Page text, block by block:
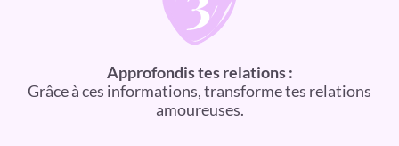
Approfondis tes relations :
Grâce à ces informations, transforme tes relations
amoureuses.